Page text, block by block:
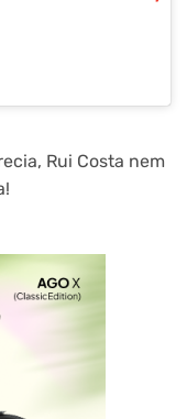
Rui Costa nem